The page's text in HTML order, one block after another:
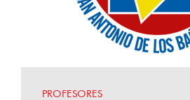
PROFESORES